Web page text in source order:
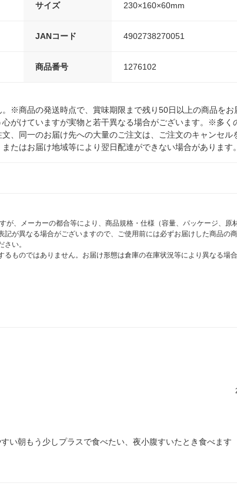
サイズ 230×160×60mm
JANコード 4902738270051
商品番号 1276102
※商品の発送時点で、賞味期限まで残り50日以上の商品を
がけていますが実物と若干異なる場合がございます。※多く
、同一のお届け先への大量のご注文は、ご注文のキャンセル
たはお届け地域等により翌日配達ができない場合があります。
、メーカーの都合等により、商品規格・仕様（容量、パッケージ、原
が異なる場合がございますので、ご使用前には必ずお届けした商品の
い。
ものではありません。お届け形態は倉庫の在庫状況等により異なる場
い朝もう少しプラスで食べたい、夜小腹すいたとき食べます